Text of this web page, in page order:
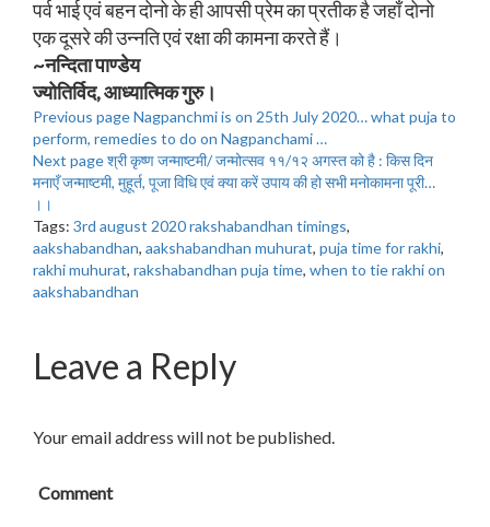
पर्व भाई एवं बहन दोनो के ही आपसी प्रेम का प्रतीक है जहाँ दोनो
एक दूसरे की उन्नति एवं रक्षा की कामना करते हैं।
~नन्दिता पाण्डेय
ज्योतिर्विद, आध्यात्मिक गुरु।
Previous pageNagpanchmi is on 25th July 2020… what puja to
perform, remedies to do on Nagpanchami …
Next pageश्री कृष्ण जन्माष्टमी/ जन्मोत्सव ११/१२ अगस्त को है : किस दिन
मनाएँ जन्माष्टमी, मुहूर्त, पूजा विधि एवं क्या करें उपाय की हो सभी मनोकामना पूरी…
।।
Tags: 3rd august 2020 rakshabandhan timings,
aakshabandhan, aakshabandhan muhurat, puja time for rakhi,
rakhi muhurat, rakshabandhan puja time, when to tie rakhi on
aakshabandhan
Leave a Reply
Your email address will not be published.
Comment